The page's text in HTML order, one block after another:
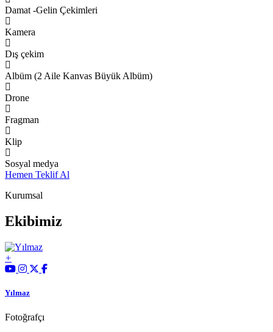
Damat -Gelin Çekimleri
Kamera
Dış çekim
Albüm (2 Aile Kanvas Büyük Albüm)
Drone
Fragman
Klip
Sosyal medya
Hemen Teklif Al
Kurumsal
Ekibimiz
Yılmaz
Fotoğrafçı